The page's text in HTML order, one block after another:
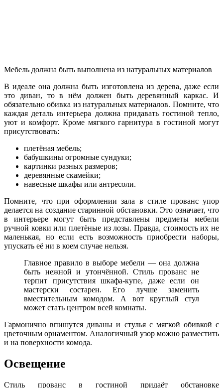
Мебель должна быть выполнена из натуральных материалов
В идеале она должна быть изготовлена из дерева, даже если
это диван, то в нём должен быть деревянный каркас. И
обязательно обивка из натуральных материалов. Помните, что
каждая деталь интерьера должна придавать гостиной тепло,
уют и комфорт. Кроме мягкого гарнитура в гостиной могут
присутствовать:
плетёная мебель;
бабушкины огромные сундуки;
картинки разных размеров;
деревянные скамейки;
навесные шкафы или антресоли.
Помните, что при оформлении зала в стиле прованс упор
делается на создание старинной обстановки. Это означает, что
в интерьере могут быть представлены предметы мебели
ручной ковки или плетёные из лозы. Правда, стоимость их не
маленькая, но если есть возможность приобрести наборы,
упускать её ни в коем случае нельзя.
Главное правило в выборе мебели — она должна
быть нежной и утончённой. Стиль прованс не
терпит присутствия шкафа-купе, даже если он
мастерски состарен. Его лучше заменить
вместительным комодом. А вот круглый стул
может стать центром всей комнаты.
Гармонично впишутся диваны и стулья с мягкой обивкой с
цветочным орнаментом. Аналогичный узор можно разместить
и на поверхности комода.
Освещение
Стиль прованс в гостиной придаёт обстановке